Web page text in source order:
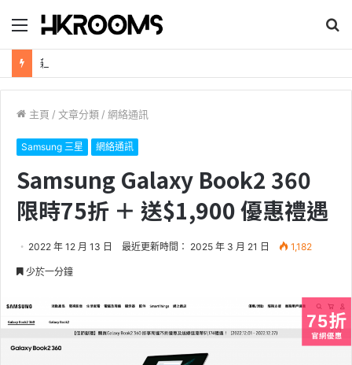
目
錄
尋
主頁 / 文章分類 / 網絡通訊
Samsung 三星 網絡通訊
Samsung Galaxy Book2 360
限時75折 ＋ 送$1,900 優惠禮遇
2022 年 12 月 13 日 最近更新時間： 2025 年 3 月 21 日 1,182
少於一分鐘